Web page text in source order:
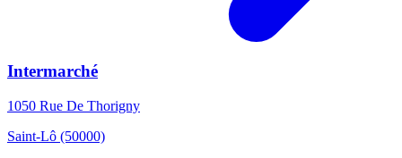
Intermarché
1050 Rue De Thorigny
Saint-Lô (50000)